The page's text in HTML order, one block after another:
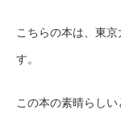
こちらの本は、東
す。
この本の素晴らし